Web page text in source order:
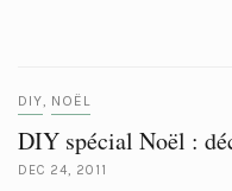
DIY, NOËL
DIY spécial Noël :
DEC 24, 2011